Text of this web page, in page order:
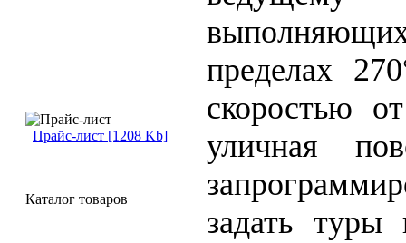
Прайс-лист [1208 Kb]
Каталог товаров
выполняющих
пределах
скоростью
уличная
задать туры